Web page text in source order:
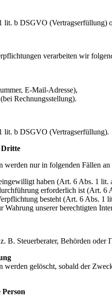
lit. b DSGVO (Vertragserfüllung)
verarbeiten wir
E-Mail-Adresse),
Rechnungsstellung).
lit. b DSGVO (Vertragserfüllung).
Dritte
werden nur in folgenden Fällen
haben (Art. 6 Abs. 1 lit.
erforderlich ist (Art. 6
besteht (Art. 6 Abs. 1
Wahrung unserer berechtigten
B. Steuerberater, Behörden oder
werden gelöscht, sobald der